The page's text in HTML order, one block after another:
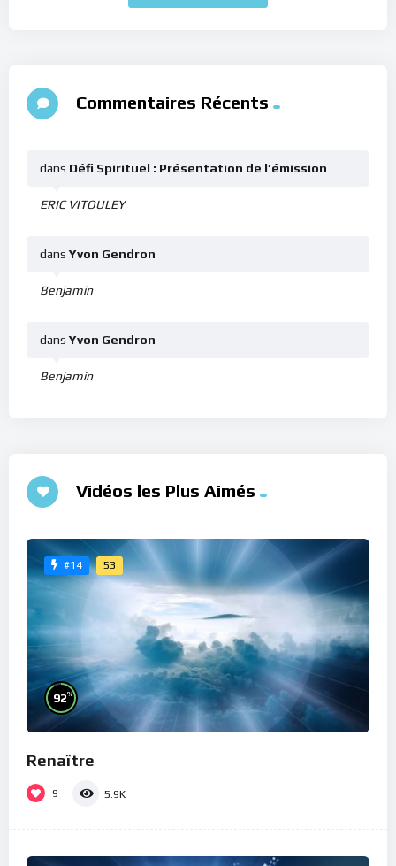
Commentaires Récents
ERIC VITOULEY
dans Défi Spirituel : Présentation de l’émission
Benjamin
dans Yvon Gendron
Benjamin
dans Yvon Gendron
Vidéos les Plus Aimés
#14 53
92%
Renaître
9 5.9K